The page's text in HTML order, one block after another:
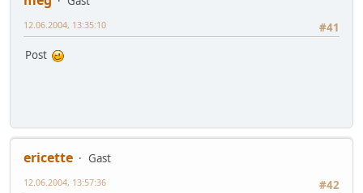
#41
12.06.2004, 13:35:10
Post
ericette
Gast
#42
12.06.2004, 13:57:36